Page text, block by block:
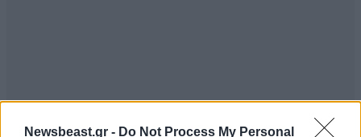
Newsbeast.gr - Do Not Process My Personal